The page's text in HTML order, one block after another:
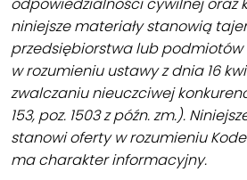
odpowiedzialności cywilnej oraz
niniejsze materiały stanowią
przedsiębiorstwa lub
w rozumieniu ustawy z dnia 16
zwalczaniu nieuczciwej
153, poz. 1503 z późn. zm.).
stanowi oferty w rozumieniu
ma charakter informacyjny.